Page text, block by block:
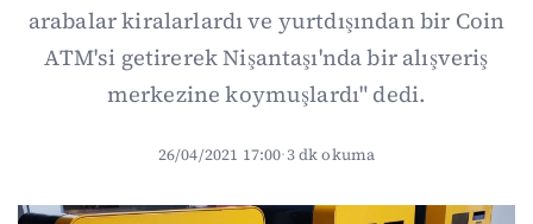
arabalar kiralarlardı ve yurtdışından bir Coin
ATM'si getirerek Nişantaşı'nda bir alışveriş
merkezine koymuşlardı" dedi.
26/04/2021 17:00·3 dk okuma